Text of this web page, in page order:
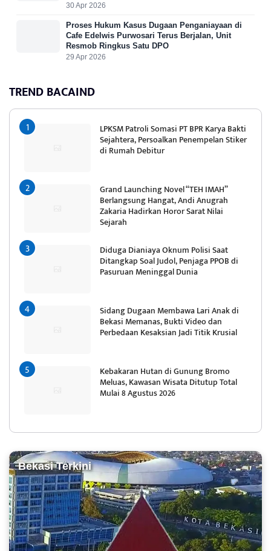
30 Apr 2026
Proses Hukum Kasus Dugaan Penganiayaan di
Cafe Edelwis Purwosari Terus Berjalan, Unit
Resmob Ringkus Satu DPO
29 Apr 2026
TREND BACAIND
LPKSM Patroli Somasi PT BPR Karya Bakti
Sejahtera, Persoalkan Penempelan Stiker
di Rumah Debitur
Grand Launching Novel “TEH IMAH”
Berlangsung Hangat, Andi Anugrah
Zakaria Hadirkan Horor Sarat Nilai
Sejarah
Diduga Dianiaya Oknum Polisi Saat
Ditangkap Soal Judol, Penjaga PPOB di
Pasuruan Meninggal Dunia
Sidang Dugaan Membawa Lari Anak di
Bekasi Memanas, Bukti Video dan
Perbedaan Kesaksian Jadi Titik Krusial
Kebakaran Hutan di Gunung Bromo
Meluas, Kawasan Wisata Ditutup Total
Mulai 8 Agustus 2026
Bekasi Terkini